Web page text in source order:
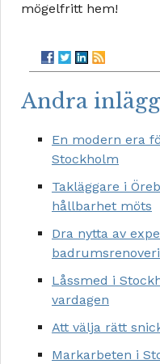
mögelfritt hem!
Andra inlägg
En modern era
Stockholm
Takläggare i
hållbarhet möts
Dra nytta av
Låssmed i
vardagen
Att välja rätt
Markarbeten i